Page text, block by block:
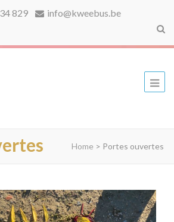
829 info@kweebus.be
Home > Portes ouvertes